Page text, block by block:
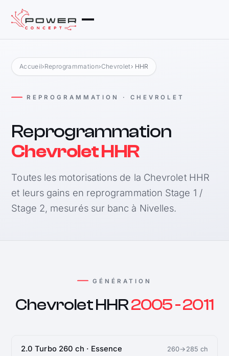
Accueil›Reprogrammation›Chevrolet› HHR
REPROGRAMMATION · CHEVROLET
Reprogrammation
Chevrolet HHR
Toutes les motorisations de la Chevrolet HHR
et leurs gains en reprogrammation Stage 1 /
Stage 2, mesurés sur banc à Nivelles.
GÉNÉRATION
Chevrolet HHR2005 - 2011
2.0 Turbo 260 ch · Essence 260→285 ch